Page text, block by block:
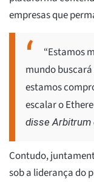
empresas que
“Estamos
mundo
estamos
escalar o
disse Arbitrum
Contudo,
sob a liderança do